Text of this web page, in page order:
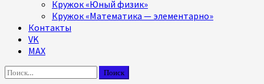
Кружок «Юный физик»
Кружок «Математика — элементарно»
Контакты
VK
MAX
Найти: